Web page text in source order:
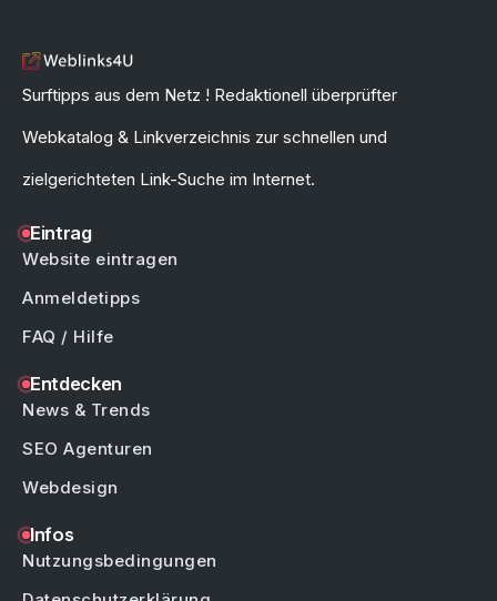
Surftipps aus dem Netz ! Redaktionell überprüfter
Webkatalog & Linkverzeichnis zur schnellen und
zielgerichteten Link-Suche im Internet.
Eintrag
Website eintragen
Anmeldetipps
FAQ / Hilfe
Entdecken
News & Trends
SEO Agenturen
Webdesign
Infos
Nutzungsbedingungen